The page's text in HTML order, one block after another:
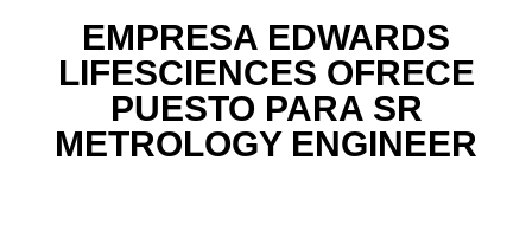
EMPRESA EDWARDS
LIFESCIENCES OFRECE
PUESTO PARA SR
METROLOGY ENGINEER